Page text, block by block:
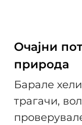
Очајни
природа
Барале
трагачи,